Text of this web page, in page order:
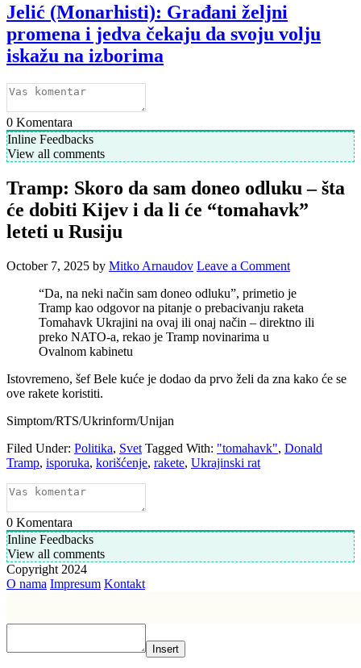
Jelić (Monarhisti): Građani željni
promena i jedva čekaju da svoju volju
iskažu na izborima
0 Komentara
Inline Feedbacks
View all comments
Tramp: Skoro da sam doneo odluku – šta
će dobiti Kijev i da li će “tomahavk”
leteti u Rusiju
October 7, 2025 by Mitko Arnaudov Leave a Comment
“Da, na neki način sam doneo odluku”, primetio je
Tramp kao odgovor na pitanje o prebacivanju raketa
Tomahavk Ukrajini na ovaj ili onaj način – direktno ili
preko NATO-a, rekao je Tramp novinarima u
Ovalnom kabinetu
Istovremeno, šef Bele kuće je dodao da prvo želi da zna kako će se
ove rakete koristiti.
Simptom/RTS/Ukrinform/Unijan
Filed Under: Politika, Svet Tagged With: "tomahavk", Donald
Tramp, isporuka, korišćenje, rakete, Ukrajinski rat
0 Komentara
Inline Feedbacks
View all comments
Copyright 2024
O nama Impresum Kontakt
Insert